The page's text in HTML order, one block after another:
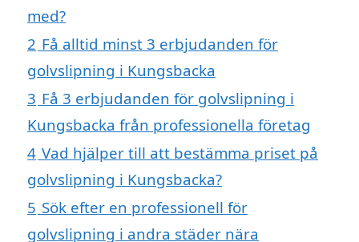
med?
2 Få alltid minst 3 erbjudanden för
golvslipning i Kungsbacka
3 Få 3 erbjudanden för golvslipning i
Kungsbacka från professionella företag
4 Vad hjälper till att bestämma priset på
golvslipning i Kungsbacka?
5 Sök efter en professionell för
golvslipning i andra städer nära